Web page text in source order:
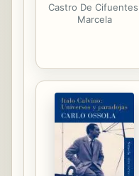
Castro De
Marcela